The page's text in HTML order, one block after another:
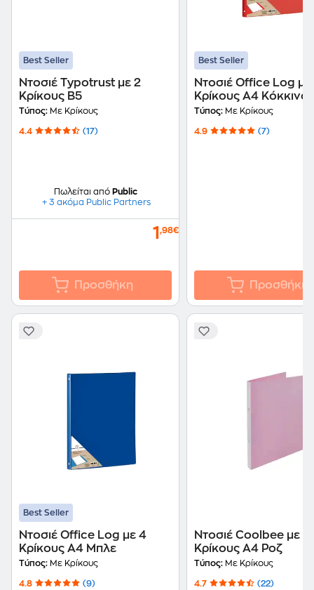
Best Seller
Ντοσιέ Typotrust με 2
Κρίκους B5
Τύπος: Με Κρίκους
4.4 (17)
Πωλείται από Public
+ 3 ακόμα Public Partners
1 ,98€
Προσθήκη
Best Seller
Ντοσιέ Office Log με
Κρίκους Α4 Κόκκινο
Τύπος: Με Κρίκους
4.9 (7)
Προσθήκη
Best Seller
Ντοσιέ Office Log με 4
Κρίκους Α4 Μπλε
Τύπος: Με Κρίκους
4.8 (9)
Ντοσιέ Coolbee με 2
Κρίκους Α4 Ροζ
Τύπος: Με Κρίκους
4.7 (22)